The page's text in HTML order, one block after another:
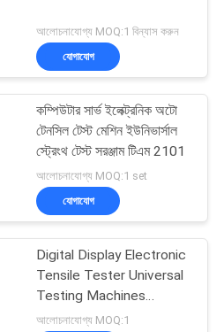
চেম্বার
42
আলোচনাযোগ্য MOQ:1 বিন্যাস করুন
যোগাযোগ
কম্পিউটার সার্ভ ইলেক্ট্রনিক অটো
টেনসিল টেস্ট মেশিন ইউনিভার্সাল
স্ট্রেংথ টেস্ট সরঞ্জাম টিএম 2101
আলোচনাযোগ্য MOQ:1 set
যোগাযোগ
Digital Display Electronic
Tensile Tester Universal
Testing Machines
Custom
আলোচনাযোগ্য MOQ:1